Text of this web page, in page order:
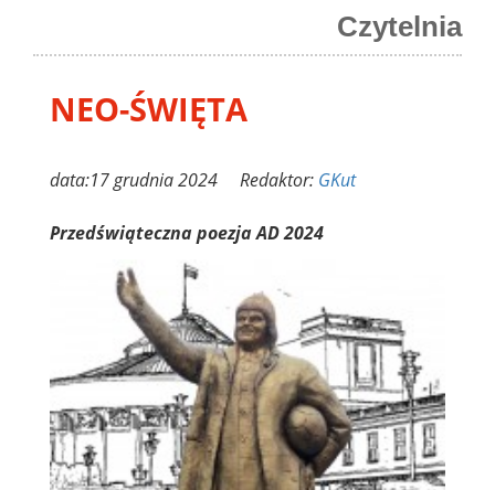
Czytelnia
NEO-ŚWIĘTA
data:17 grudnia 2024 Redaktor: GKut
Przedświąteczna poezja AD 2024